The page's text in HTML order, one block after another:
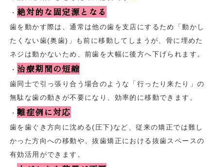
・ 絶対的な固定源となる
歯を動かす際は、通常は他の歯を支店にするため「動かし
たくない歯(奥歯)」も前に移動してしまうが、骨に埋めた
ネジは動かないため、前歯を大幅に後方へ下げられます。
・ 治療期間の短縮
歯同士で引っ張り合う場合のような「行ったり来たり」の
無駄な歯の動きが不要になり、効率的に移動できます。
・難症例に対応
歯を歯ぐき方向に沈める(圧下)など、従来の矯正では難し
かった方向への移動や、抜歯矯正における抜歯スペースの
有効活用ができます。